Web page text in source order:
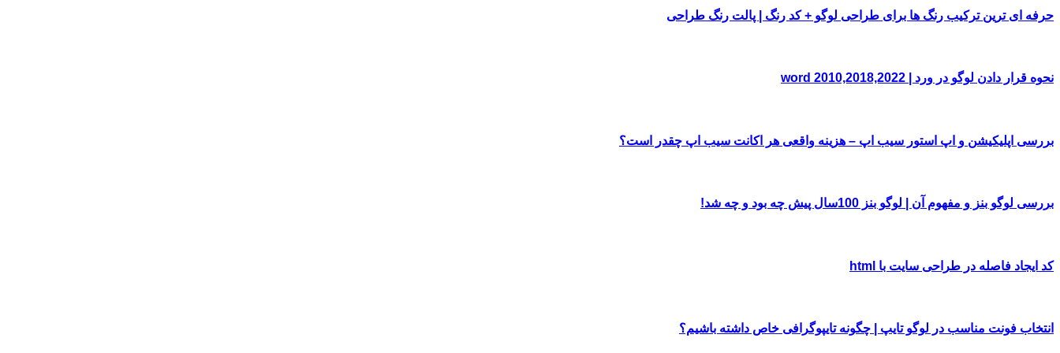
حرفه ای ترین ترکیب رنگ ها برای طراحی لوگو + کد رنگ | پالت رنگ طراحی
نحوه قرار دادن لوگو در ورد | word 2010,2018,2022
بررسی اپلیکیشن و اپ استور سیب اپ – هزینه واقعی هر اکانت سیب اپ چقدر است؟
بررسی لوگو بنز و مفهوم آن | لوگو بنز 100سال پیش چه بود و چه شد!
کد ایجاد فاصله در طراحی سایت با html
انتخاب فونت مناسب در لوگو تایپ | چگونه تایپوگرافی خاص داشته باشیم؟